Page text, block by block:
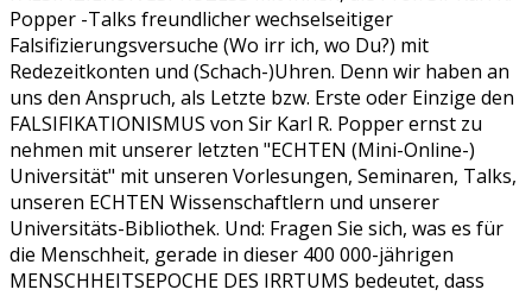
Popper -Talks freundlicher wechselseitiger
Falsifizierungsversuche (Wo irr ich, wo Du?) mit
Redezeitkonten und (Schach-)Uhren. Denn wir haben an
uns den Anspruch, als Letzte bzw. Erste oder Einzige den
FALSIFIKATIONISMUS von Sir Karl R. Popper ernst zu
nehmen mit unserer letzten "ECHTEN (Mini-Online-)
Universität" mit unseren Vorlesungen, Seminaren, Talks,
unseren ECHTEN Wissenschaftlern und unserer
Universitäts-Bibliothek. Und: Fragen Sie sich, was es für
die Menschheit, gerade in dieser 400 000-jährigen
MENSCHHEITSEPOCHE DES IRRTUMS bedeutet, dass